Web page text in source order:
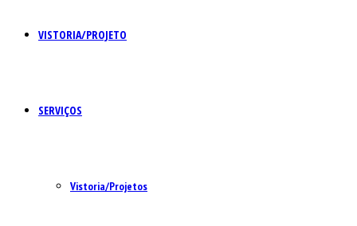
VISTORIA/PROJETO
SERVIÇOS
Vistoria/Projetos